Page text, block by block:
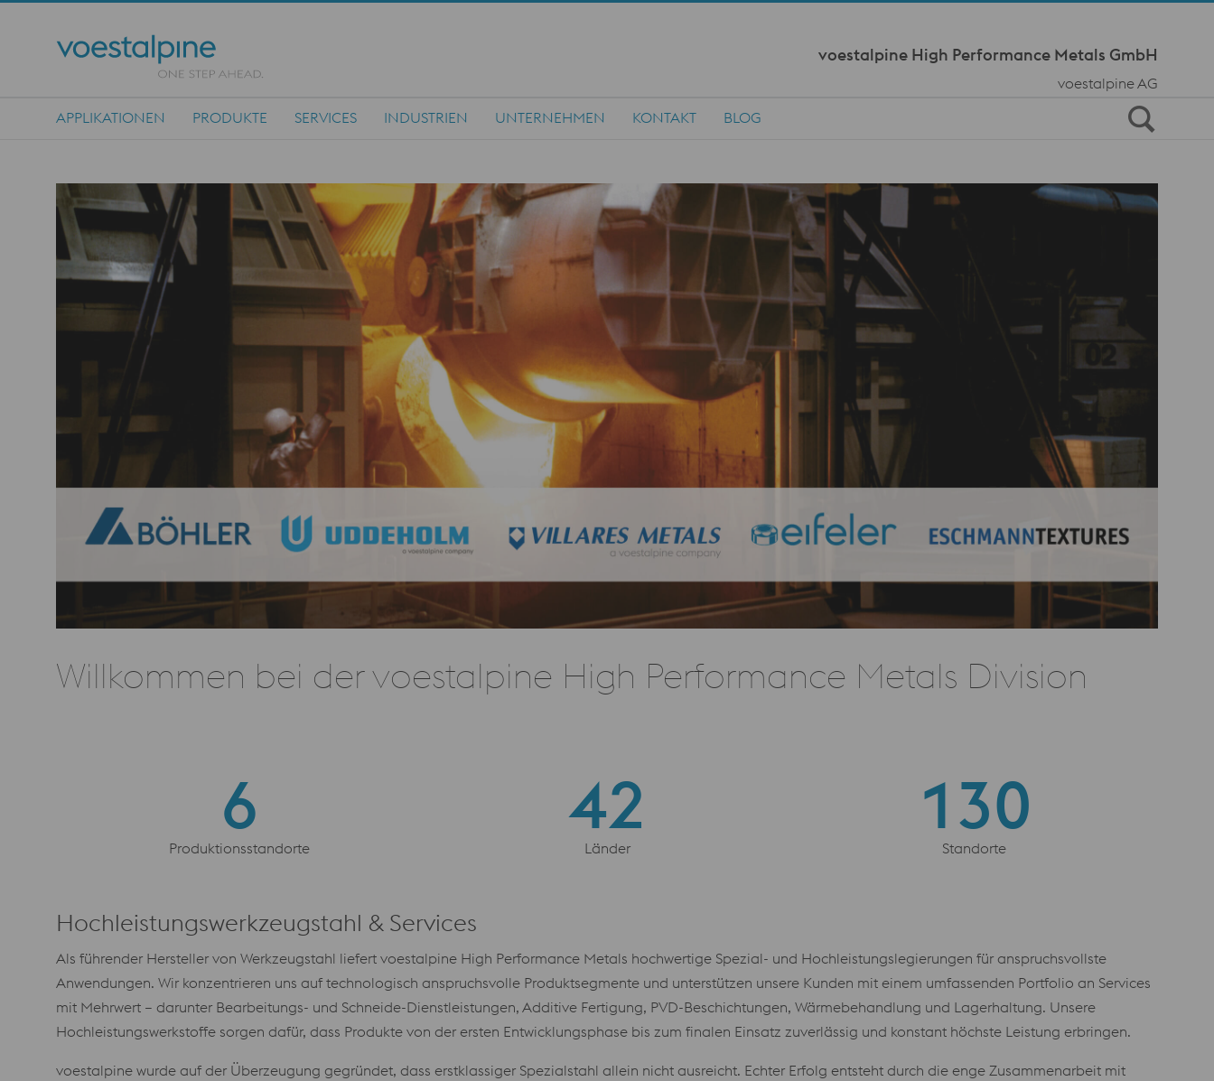
voestalpine High Performance Metals GmbH
voestalpine AG
APPLIKATIONEN PRODUKTE SERVICES INDUSTRIEN UNTERNEHMEN KONTAKT BLOG
Willkommen bei der voestalpine High Performance Metals Division
6
Produktionsstandorte
42
Länder
130
Standorte
Hochleistungswerkzeugstahl & Services
Als führender Hersteller von Werkzeugstahl liefert voestalpine High Performance Metals hochwertige Spezial- und Hochleistungslegierungen für anspruchsvollste
Anwendungen. Wir konzentrieren uns auf technologisch anspruchsvolle Produktsegmente und unterstützen unsere Kunden mit einem umfassenden Portfolio an Services
mit Mehrwert – darunter Bearbeitungs- und Schneide-Dienstleistungen, Additive Fertigung, PVD-Beschichtungen, Wärmebehandlung und Lagerhaltung. Unsere
Hochleistungswerkstoffe sorgen dafür, dass Produkte von der ersten Entwicklungsphase bis zum finalen Einsatz zuverlässig und konstant höchste Leistung erbringen.
voestalpine wurde auf der Überzeugung gegründet, dass erstklassiger Spezialstahl allein nicht ausreicht. Echter Erfolg entsteht durch die enge Zusammenarbeit mit